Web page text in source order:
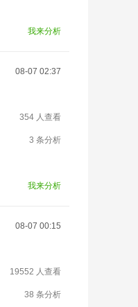
我来分析
08-07 02:37
354 人查看
3 条分析
我来分析
08-07 00:15
19552 人查看
38 条分析